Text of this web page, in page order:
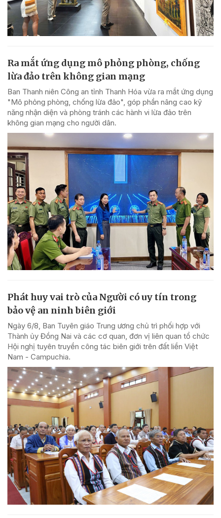
Ra mắt ứng dụng mô phỏng phòng, chống
lừa đảo trên không gian mạng
Ban Thanh niên Công an tỉnh Thanh Hóa vừa ra mắt ứng dụng
"Mô phỏng phòng, chống lừa đảo", góp phần nâng cao kỹ
năng nhận diện và phòng tránh các hành vi lừa đảo trên
không gian mạng cho người dân.
Phát huy vai trò của Người có uy tín trong
bảo vệ an ninh biên giới
Ngày 6/8, Ban Tuyên giáo Trung ương chủ trì phối hợp với
Thành ủy Đồng Nai và các cơ quan, đơn vị liên quan tổ chức
Hội nghị tuyên truyền công tác biên giới trên đất liền Việt
Nam - Campuchia.